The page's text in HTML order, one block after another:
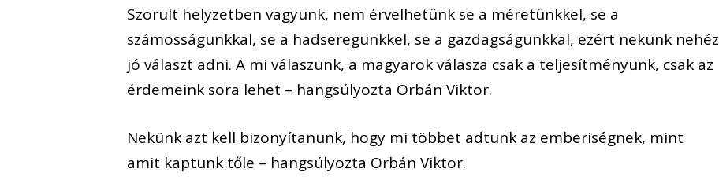
Szorult helyzetben vagyunk, nem érvelhetünk se a méretünkkel, se a
számosságunkkal, se a hadseregünkkel, se a gazdagságunkkal, ezért nekünk nehéz
jó választ adni. A mi válaszunk, a magyarok válasza csak a teljesítményünk, csak az
érdemeink sora lehet – hangsúlyozta Orbán Viktor.
Nekünk azt kell bizonyítanunk, hogy mi többet adtunk az emberiségnek, mint
amit kaptunk tőle – hangsúlyozta Orbán Viktor.